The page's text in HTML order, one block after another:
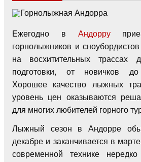
Ежегодно в Андорру
горнолыжников и
на восхитительных трассах
подготовки, от новичков до
Хорошее качество лыжных
уровень цен оказываются
для многих любителей горного
Лыжный сезон в Андорре
декабре и заканчивается в
современной технике нередко